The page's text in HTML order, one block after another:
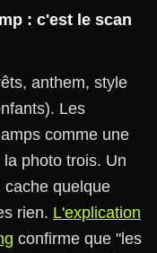
: c'est le scan
anthem, style
Les
comme une
photo trois. Un
cache quelque
rien. L'explication
confirme que "les